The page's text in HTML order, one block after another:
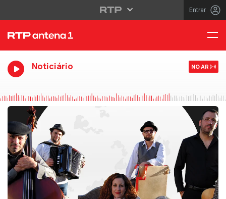
Entrar
Noticiário NO AR